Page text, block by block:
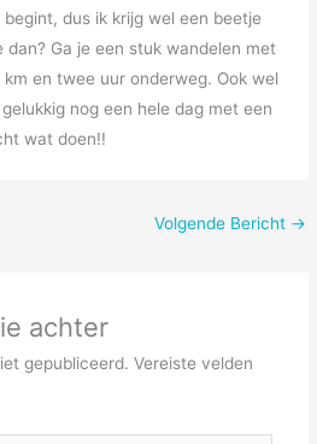
dus ik krijg wel een beetje
Ga je een stuk wandelen met
en twee uur onderweg. Ook wel
nog een hele dag met een
wat doen!!
Volgende Bericht →
achter
gepubliceerd. Vereiste velden